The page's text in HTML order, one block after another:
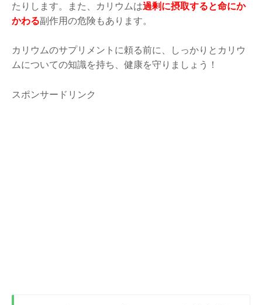
たりします。また、カリウムは過剰に摂取すると命にか
かわる副作用の危険もあります。
カリウムのサプリメントに頼る前に、しっかりとカリウ
ムについての知識を持ち、健康を守りましょう！
スポンサードリンク